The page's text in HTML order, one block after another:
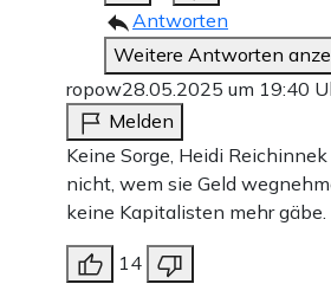
Antworten
Weitere Antworten
ropow28.05.2025 um 19:40
Melden
Keine Sorge, Heidi
nicht, wem sie Geld
keine Kapitalisten mehr gäbe.
14